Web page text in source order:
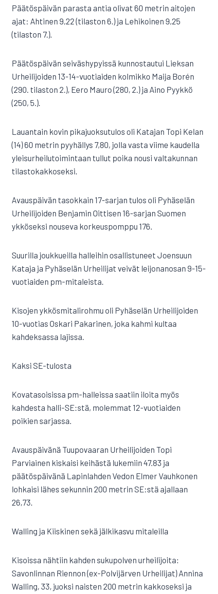
Päätöspäivän parasta antia olivat 60 metrin aitojen
ajat: Ahtinen 9,22 (tilaston 6.) ja Lehikoinen 9,25
(tilaston 7.).
Päätöspäivän seiväshypyissä kunnostautui Lieksan
Urheilijoiden 13-14-vuotiaiden kolmikko Maija Borén
(290. tilaston 2.), Eero Mauro (280, 2.) ja Aino Pyykkö
(250, 5.).
Lauantain kovin pikajuoksutulos oli Katajan Topi Kelan
(14) 60 metrin pyyhällys 7,80, jolla vasta viime kaudella
yleisurheilutoimintaan tullut poika nousi valtakunnan
tilastokakkoseksi.
Avauspäivän tasokkain 17-sarjan tulos oli Pyhäselän
Urheilijoiden Benjamin Oittisen 16-sarjan Suomen
ykköseksi nouseva korkeuspomppu 176.
Suurilla joukkueilla halleihin osallistuneet Joensuun
Kataja ja Pyhäselän Urheilijat veivät leijonanosan 9-15-
vuotiaiden pm-mitaleista.
Kisojen ykkösmitalirohmu oli Pyhäselän Urheilijoiden
10-vuotias Oskari Pakarinen, joka kahmi kultaa
kahdeksassa lajissa.
Kaksi SE-tulosta
Kovatasoisissa pm-halleissa saatiin iloita myös
kahdesta halli-SE:stä, molemmat 12-vuotiaiden
poikien sarjassa.
Avauspäivänä Tuupovaaran Urheilijoiden Topi
Parviainen kiskaisi keihästä lukemiin 47.83 ja
päätöspäivänä Lapinlahden Vedon Elmer Vauhkonen
lohkaisi lähes sekunnin 200 metrin SE:stä ajallaan
26,73.
Walling ja Kiiskinen sekä jälkikasvu mitaleilla
Kisoissa nähtiin kahden sukupolven urheilijoita:
Savonlinnan Riennon (ex-Polvijärven Urheilijat) Annina
Walling, 33, juoksi naisten 200 metrin kakkoseksi ja